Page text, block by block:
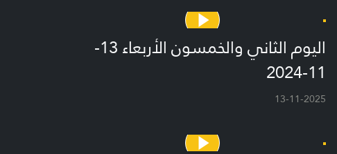
اليوم الثاني والخمسون الأربعاء 13-
11-2024
13-11-2025